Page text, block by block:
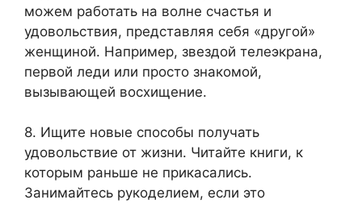
можем работать на волне счастья и
удовольствия, представляя себя «другой»
женщиной. Например, звездой телеэкрана,
первой леди или просто знакомой,
вызывающей восхищение.
8. Ищите новые способы получать
удовольствие от жизни. Читайте книги, к
которым раньше не прикасались.
Занимайтесь рукоделием, если это